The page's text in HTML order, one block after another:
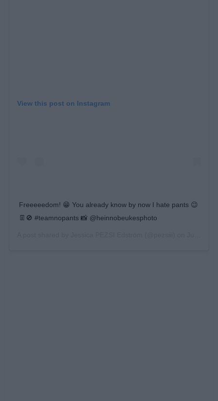
View this post on Instagram
Freeeeedom! 😁 You already know by now I hate pants 😉
👖🚫 #teamnopants 📸 @heinnobeukesphoto